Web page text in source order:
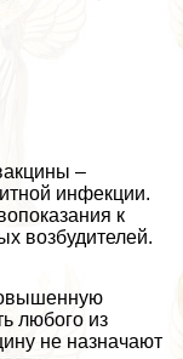
–
инфекции.
к
возбудителей.
любого из
не назначают